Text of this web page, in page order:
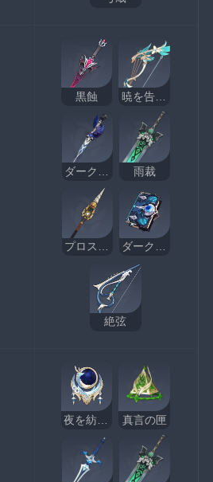
黒蝕 暁を告げる歴史
雨裁
プロスペクタードリル ダークアレイの酒と詩
絶弦
真言の匣